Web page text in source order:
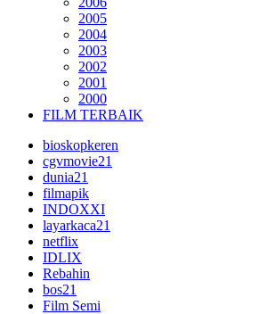
2005
2004
2003
2002
2001
2000
FILM TERBAIK
bioskopkeren
cgvmovie21
dunia21
filmapik
INDOXXI
layarkaca21
netflix
IDLIX
Rebahin
bos21
Film Semi